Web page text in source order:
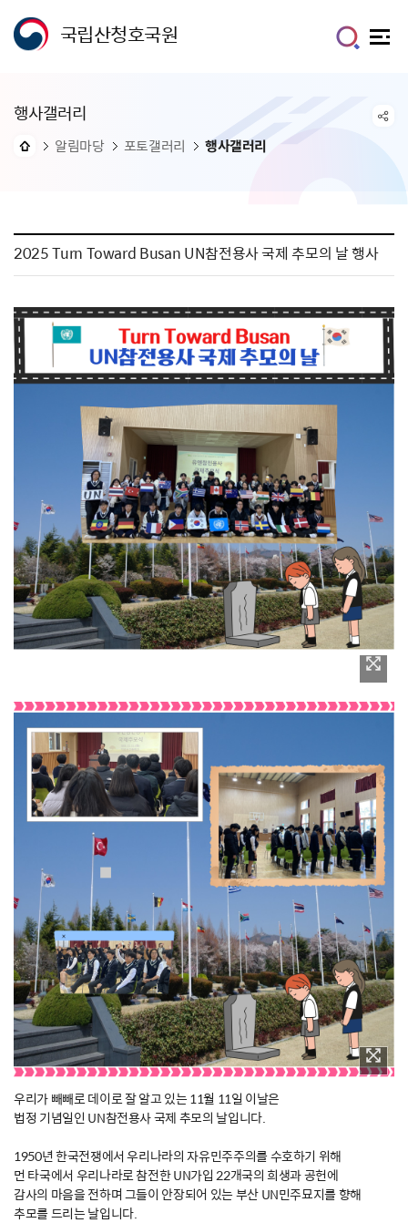
국립산청호국원
행사갤러리
알림마당 포토갤러리 행사갤러리
2025 Turn Toward Busan UN참전용사 국제 추모의 날 행사
우리가 빼빼로 데이로 잘 알고 있는 11월 11일 이날은
법정 기념일인 UN참전용사 국제 추모의 날입니다.
1950년 한국전쟁에서 우리나라의 자유민주주의를 수호하기 위해
먼 타국에서 우리나라로 참전한 UN가입 22개국의 희생과 공헌에
감사의 마음을 전하며 그들이 안장되어 있는 부산 UN민주묘지를 향해
추모를 드리는 날입니다.